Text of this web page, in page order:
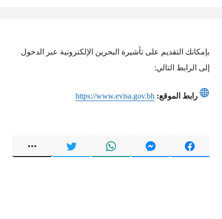
بإمكانك التقديم على تأشيرة البحرين الإلكترونية عبر الدخول
إلى الرابط التالي:
رابط الموقع: https://www.evisa.gov.bh